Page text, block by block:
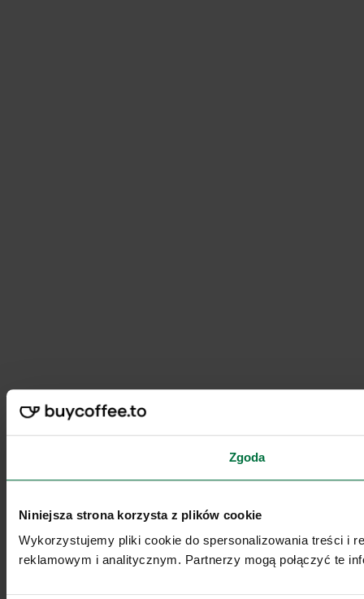
Zgoda
Niniejsza strona korzysta z plików cookie
Wykorzystujemy pliki cookie do spersonalizowania treści i
reklamowym i analitycznym. Partnerzy mogą połączyć te